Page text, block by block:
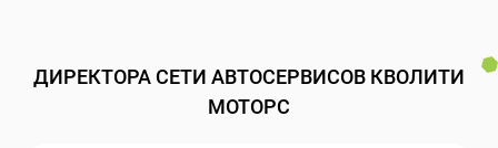
ДИРЕКТОРА СЕТИ АВТОСЕРВИСОВ КВОЛИТИ
МОТОРС